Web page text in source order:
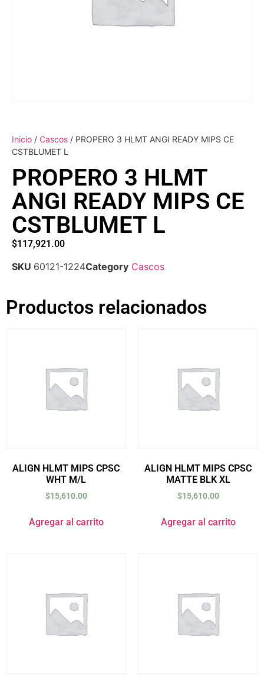
Inicio / Cascos / PROPERO 3 HLMT ANGI READY MIPS CE
CSTBLUMET L
PROPERO 3 HLMT
ANGI READY MIPS CE
CSTBLUMET L
$117,921.00
SKU 60121-1224Category Cascos
Productos relacionados
ALIGN HLMT MIPS CPSC
WHT M/L
$15,610.00
Agregar al carrito
ALIGN HLMT MIPS CPSC
MATTE BLK XL
$15,610.00
Agregar al carrito